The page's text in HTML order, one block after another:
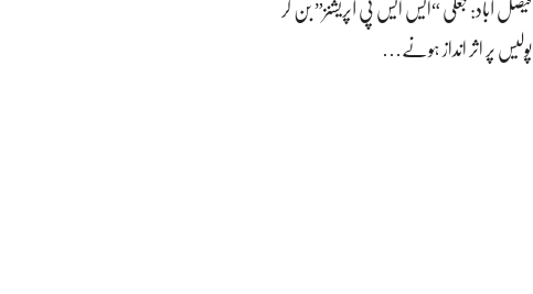
فیصل آباد: جعلی “ایس ایس پی آپریشنز” بن کر
پولیس پر اثر انداز ہونے…